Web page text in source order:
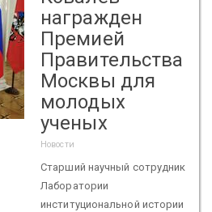
награжден
Премией
Правительства
Москвы для
молодых
ученых
Новости
Старший научный сотрудник
Лаборатории
институциональной истории